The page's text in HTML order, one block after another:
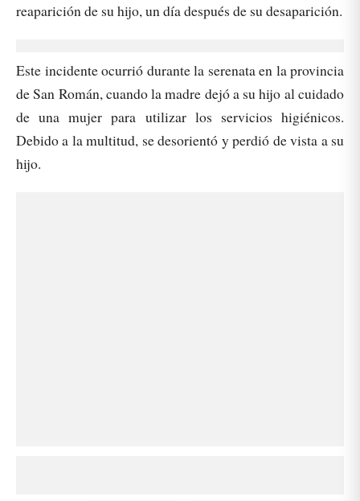
reaparición de su hijo, un día después de su desaparición.
Este incidente ocurrió durante la serenata en la provincia
de San Román, cuando la madre dejó a su hijo al cuidado
de una mujer para utilizar los servicios higiénicos.
Debido a la multitud, se desorientó y perdió de vista a su
hijo.